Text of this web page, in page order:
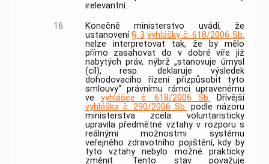
irelevantní.
16.
Konečně ministerstvo uvádí, že
ustanovení§ 3 vyhlášky č. 618/2006 Sb.
nelze interpretovat tak, že by mělo
přímo zasahovat do v dobré víře již
nabytých práv, nýbrž „stanovuje úmysl
(cíl), resp. deklaruje výsledek
dohodovacího řízení přizpůsobit tyto
smlouvy“ právnímu rámci upravenému
ve vyhlášce č. 618/2006 Sb. Dřívější
vyhláška č. 290/2006 Sb. podle názoru
ministerstva zcela voluntaristicky
upravila předmětné vztahy v rozporu s
reálnými možnostmi systému
veřejného zdravotního pojištění, kdy by
tyto vztahy nebylo možné prakticky
změnit. Tento stav považuje